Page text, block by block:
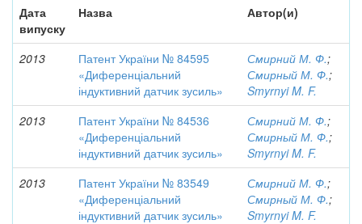
Дата
випуску
Назва Автор(и)
2013
Патент України № 84595
«Диференціальний
індуктивний датчик зусиль»
Смирний М. Ф.;
Смирный М. Ф.;
Smyrnyi M. F.
2013
Патент України № 84536
«Диференціальний
індуктивний датчик зусиль»
Смирний М. Ф.;
Смирный М. Ф.;
Smyrnyi M. F.
2013
Патент України № 83549
«Диференціальний
індуктивний датчик зусиль»
Смирний М. Ф.;
Смирный М. Ф.;
Smyrnyi M. F.